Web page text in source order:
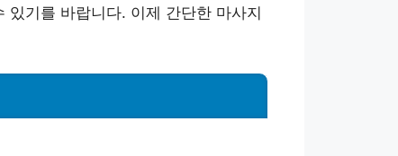
기를 바랍니다. 이제 간단한 마사지